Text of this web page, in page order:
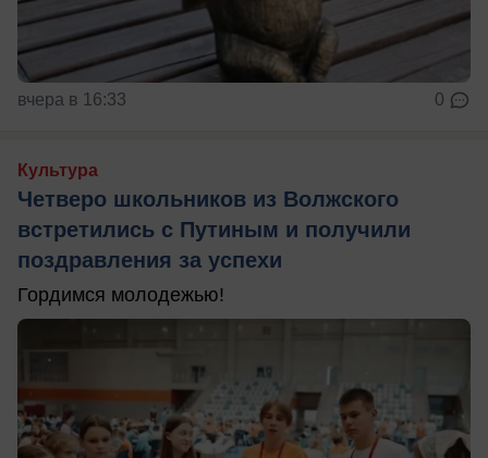
вчера в 16:33 0
Культура
Четверо школьников из Волжского
встретились с Путиным и получили
поздравления за успехи
Гордимся молодежью!